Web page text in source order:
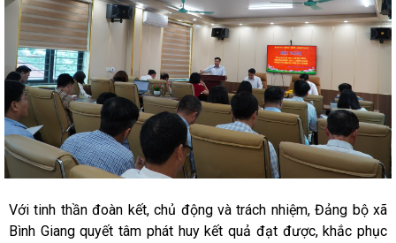
Với tinh thần đoàn kết, chủ động và trách nhiệm, Đảng bộ xã
Bình Giang quyết tâm phát huy kết quả đạt được, khắc phục